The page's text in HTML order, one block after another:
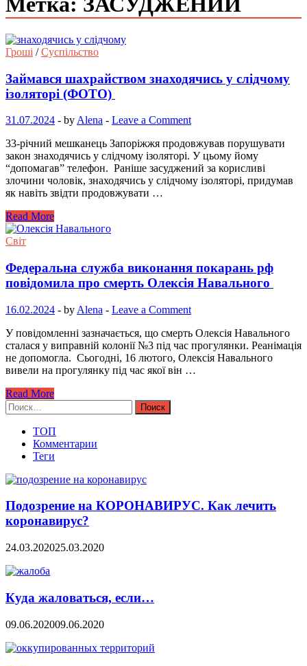
Гроші /Суспільство
Займався шахрайством знаходячись у слідчому
ізоляторі (ФОТО)
31.07.2024 - by Alena - Leave a Comment
33-річний мешканець Запоріжжя продовжував порушувати
закон знаходячись у слідчому ізоляторі. У цьому йому
“допомагав” телефон. Раніше засуджений за корисливі
злочини чоловік, знаходячись у слідчому ізоляторі, придумав
як навіть звідти продовжувати …
Read More
Світ
Федеральна служба виконання покарань рф
повідомила про смерть Олексія Навального
16.02.2024 - by Alena - Leave a Comment
У повідомленні зазначається, що смерть Олексія Навального
сталася у виправній колонії №3 під час прогулянки. Реанімація
не допомогла. Сьогодні, 16 лютого, Олексія Навального
вивели на прогулянку під час якої він …
Read More
Найти:
ТОП
Комментарии
Теги
Подозрение на КОРОНАВИРУС. Как лечить
коронавирус?
24.03.202025.03.2020
Куда жаловаться, если…
09.06.202009.06.2020